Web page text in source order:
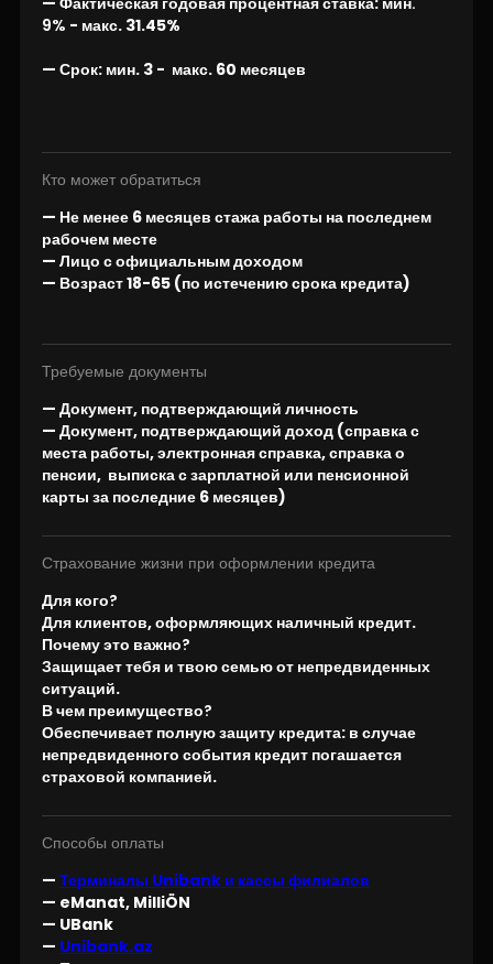
9% - макс. 31.45%
— Срок: мин. 3 - макс. 60 месяцев
Кто может обратиться
— Не менее 6 месяцев стажа работы на последнем
рабочем месте
— Лицо с официальным доходом
— Возраст 18-65 (по истечению срока кредита)
Требуемые документы
— Документ, подтверждающий личность
— Документ, подтверждающий доход (справка с
места работы, электронная справка, справка о
пенсии, выписка с зарплатной или пенсионной
карты за последние 6 месяцев)
Страхование жизни при оформлении кредита
Для кого?
Для клиентов, оформляющих наличный кредит.
Почему это важно?
Защищает тебя и твою семью от непредвиденных
ситуаций.
В чем преимущество?
Обеспечивает полную защиту кредита: в случае
непредвиденного события кредит погашается
страховой компанией.
Способы оплаты
— Терминалы Unibank и кассы филиалов
— eManat, MilliÖN
— UBank
— Unibank.az